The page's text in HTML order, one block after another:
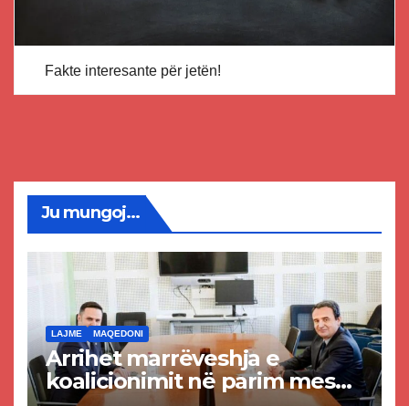
Fakte interesante për jetën!
Ju mungoj...
LAJME MAQEDONI
Arrihet marrëveshja e
koalicionimit në parim mes